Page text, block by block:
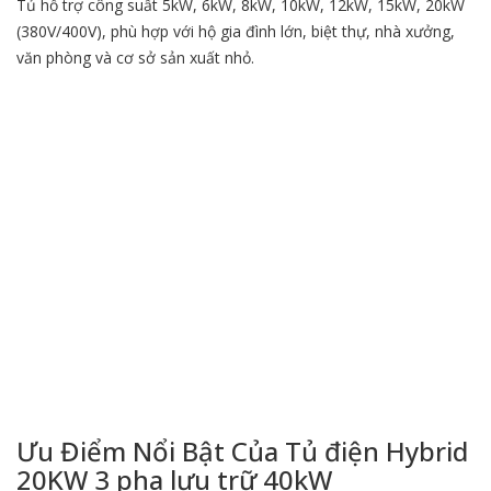
Tủ hỗ trợ công suất 5kW, 6kW, 8kW, 10kW, 12kW, 15kW, 20kW
(380V/400V), phù hợp với hộ gia đình lớn, biệt thự, nhà xưởng,
văn phòng và cơ sở sản xuất nhỏ.
Ưu Điểm Nổi Bật Của Tủ điện Hybrid
20KW 3 pha lưu trữ 40kW